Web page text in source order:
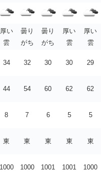
厚い
雲
曇り
がち
曇り
がち
厚い
雲
厚い
雲
34 32 30 30 29
44 54 60 62 62
8 7 6 5 5
東 東 東 東 東
1000 1000 1001 1001 1000